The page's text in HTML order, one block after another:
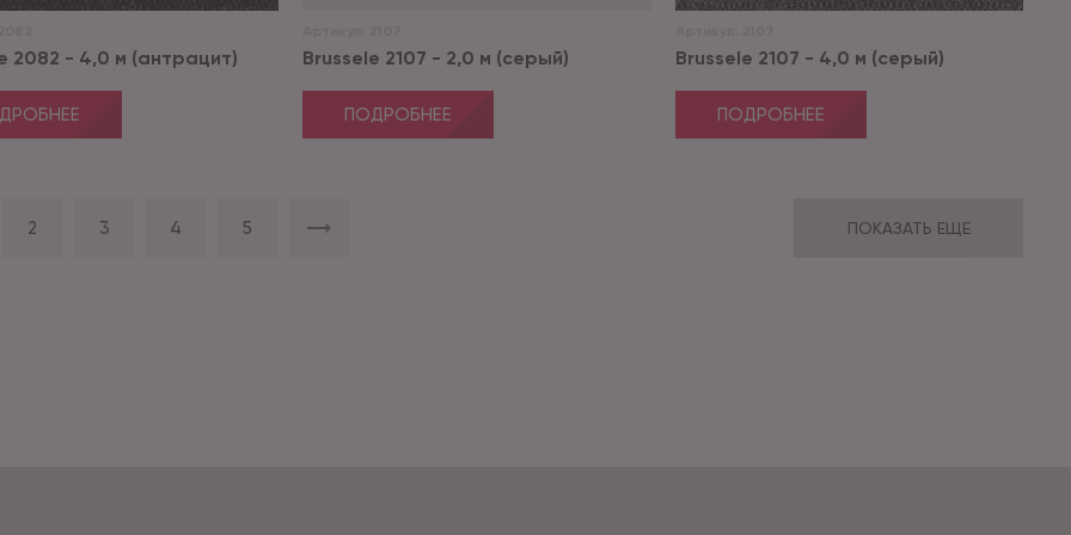
2082 - 4,0 м (антрацит) Brussele 2107 - 2,0 м (серый)
ПОДРОБНЕЕ
Brussele 2107 - 4,0 м (серый)
ПОДРОБНЕЕ
2 3 4 5 ПОКАЗАТЬ ЕЩЕ